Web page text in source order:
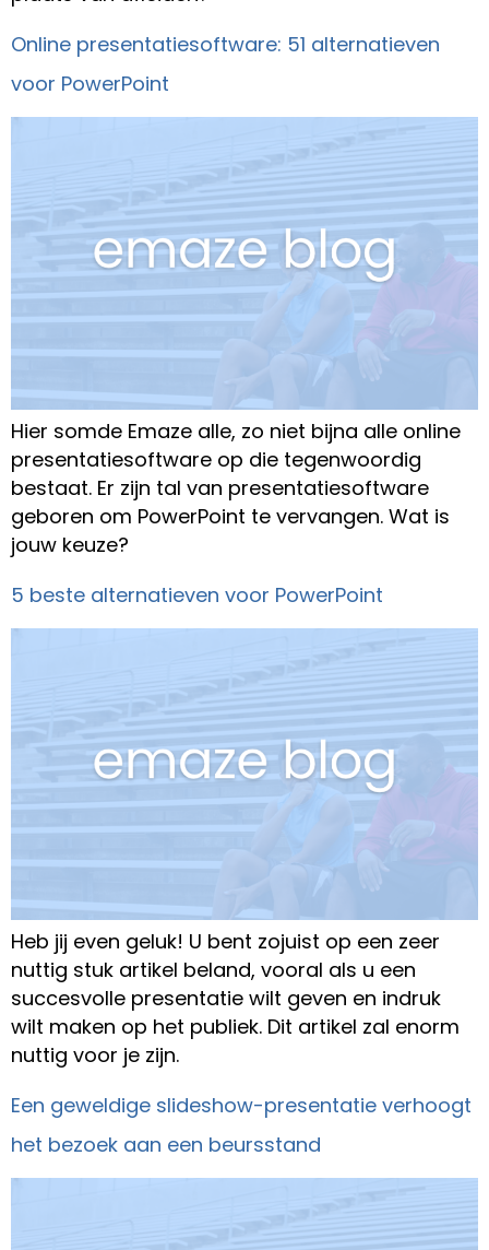
Online presentatiesoftware: 51 alternatieven
voor PowerPoint
Hier somde Emaze alle, zo niet bijna alle online
presentatiesoftware op die tegenwoordig
bestaat. Er zijn tal van presentatiesoftware
geboren om PowerPoint te vervangen. Wat is
jouw keuze?
5 beste alternatieven voor PowerPoint
Heb jij even geluk! U bent zojuist op een zeer
nuttig stuk artikel beland, vooral als u een
succesvolle presentatie wilt geven en indruk
wilt maken op het publiek. Dit artikel zal enorm
nuttig voor je zijn.
Een geweldige slideshow-presentatie verhoogt
het bezoek aan een beursstand